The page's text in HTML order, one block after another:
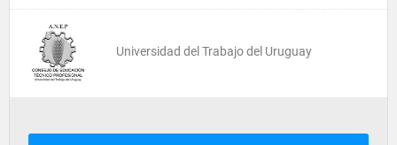
Universidad del Trabajo del Uruguay